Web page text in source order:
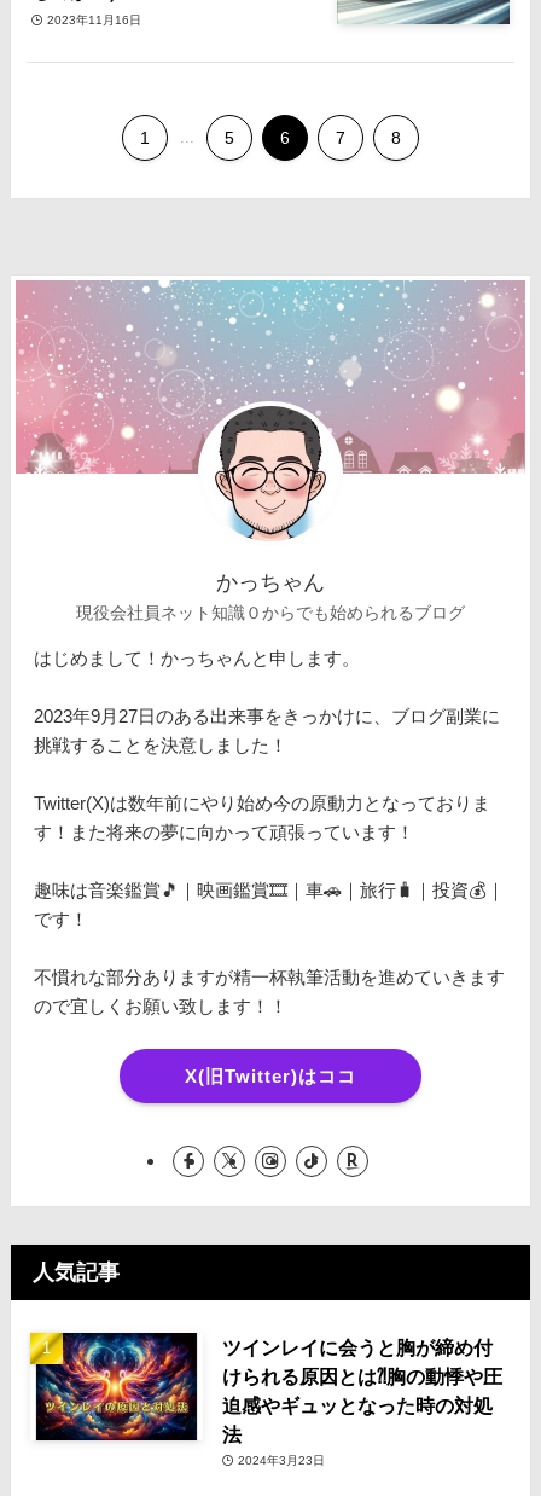
2023年11月16日
1 ... 5 6 7 8
かっちゃん
現役会社員ネット知識０からでも始められるブログ
はじめまして！かっちゃんと申します。
2023年9月27日のある出来事をきっかけに、ブログ副業に
挑戦することを決意しました！
Twitter(X)は数年前にやり始め今の原動力となっておりま
す！また将来の夢に向かって頑張っています！
趣味は音楽鑑賞🎵｜映画鑑賞🎞️｜車🚗｜旅行🧳｜投資💰｜
です！
不慣れな部分ありますが精一杯執筆活動を進めていきます
ので宜しくお願い致します！！
X(旧Twitter)はココ
人気記事
ツインレイに会うと胸が締め付
けられる原因とは⁈胸の動悸や圧
迫感やギュッとなった時の対処
法
2024年3月23日